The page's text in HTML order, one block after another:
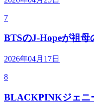
7
BTSのJ-Hopeが祖母
2026年04月17日
8
BLACKPINKジェニ